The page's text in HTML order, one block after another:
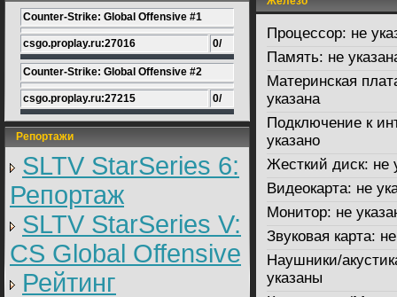
Counter-Strike: Global Offensive #1
csgo.proplay.ru:27016 0/
Counter-Strike: Global Offensive #2
csgo.proplay.ru:27215 0/
Репортажи
SLTV StarSeries 6:
Репортаж
SLTV StarSeries V:
CS Global Offensive
Рейтинг
Процессор: не
Память: не
Материнская
указана
Подключение к
указано
Жесткий диск: не
Видеокарта: не
Монитор: не
Звуковая карта:
Наушники/
указаны